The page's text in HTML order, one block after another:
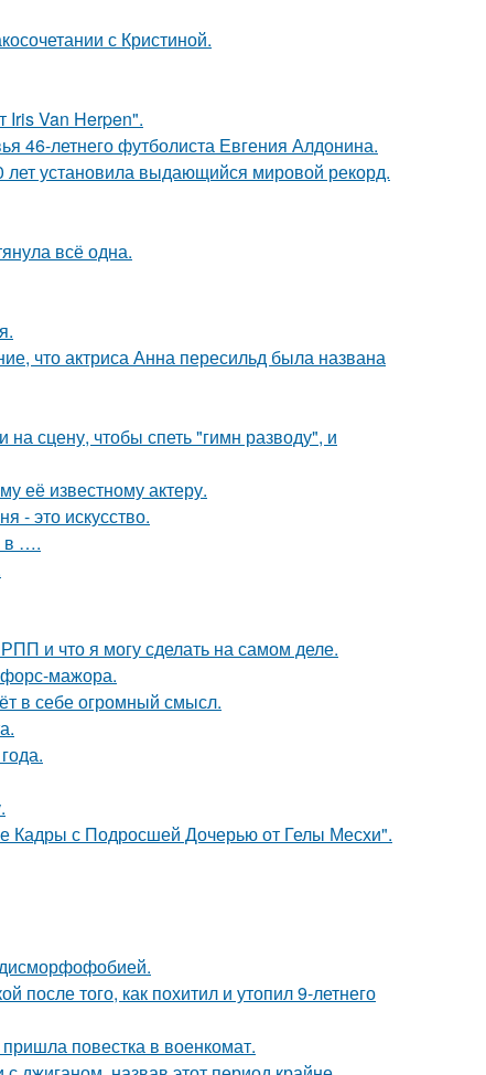
с Кристиной.
Iris Van Herpen".
46-летнего футболиста Евгения Алдонина.
лет установила выдающийся мировой рекорд.
всё одна.
что актриса Анна пересильд была названа
сцену, чтобы спеть "гимн разводу", и
её известному актеру.
- это искусство.
в ….
и что я могу сделать на самом деле.
мажора.
в себе огромный смысл.
Кадры с Подросшей Дочерью от Гелы Месхи".
дисморфофобией.
того, как похитил и утопил 9-летнего
повестка в военкомат.